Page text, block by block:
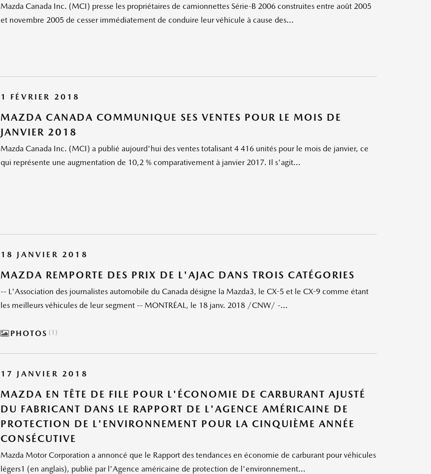
Mazda Canada Inc. (MCI) presse les propriétaires de camionnettes Série‑B 2006 construites entre août 2005
et novembre 2005 de cesser immédiatement de conduire leur véhicule à cause des...
1 FÉVRIER 2018
MAZDA CANADA COMMUNIQUE SES VENTES POUR LE MOIS DE
JANVIER 2018
Mazda Canada Inc. (MCI) a publié aujourd'hui des ventes totalisant 4 416 unités pour le mois de janvier, ce
qui représente une augmentation de 10,2 % comparativement à janvier 2017. Il s'agit...
18 JANVIER 2018
MAZDA REMPORTE DES PRIX DE L'AJAC DANS TROIS CATÉGORIES
-- L'Association des journalistes automobile du Canada désigne la Mazda3, le CX-5 et le CX-9 comme étant
les meilleurs véhicules de leur segment -- MONTRÉAL, le 18 janv. 2018 /CNW/ -...
PHOTOS 1
17 JANVIER 2018
MAZDA EN TÊTE DE FILE POUR L'ÉCONOMIE DE CARBURANT AJUSTÉ
DU FABRICANT DANS LE RAPPORT DE L'AGENCE AMÉRICAINE DE
PROTECTION DE L'ENVIRONNEMENT POUR LA CINQUIÈME ANNÉE
CONSÉCUTIVE
Mazda Motor Corporation a annoncé que le Rapport des tendances en économie de carburant pour véhicules
légers1 (en anglais), publié par l'Agence américaine de protection de l'environnement...